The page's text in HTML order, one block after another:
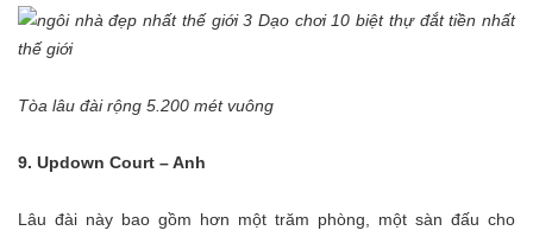
Tòa lâu đài rộng 5.200 mét vuông
9. Updown Court – Anh
Lâu đài này bao gồm hơn một trăm phòng, một sàn đấu cho